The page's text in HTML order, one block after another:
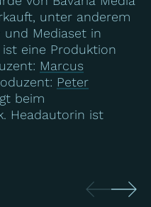
unter anderem
und Mediaset in
ist eine Produktion
Marcus
Peter
beim
Headautorin ist